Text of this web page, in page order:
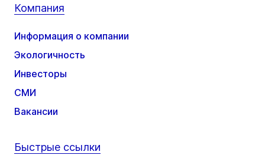
Компания
Информация о компании
Экологичность
Инвесторы
СМИ
Вакансии
Быстрые ссылки